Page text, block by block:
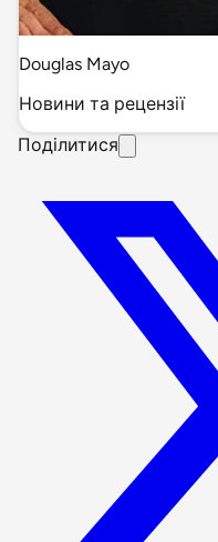
Douglas Mayo
Новини та рецензії
Поділитися